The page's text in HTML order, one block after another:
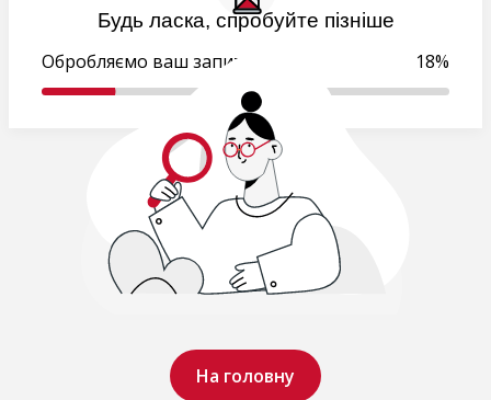
Будь ласка, спробуйте пізніше
На головну
Обробляємо ваш запит.. 18%